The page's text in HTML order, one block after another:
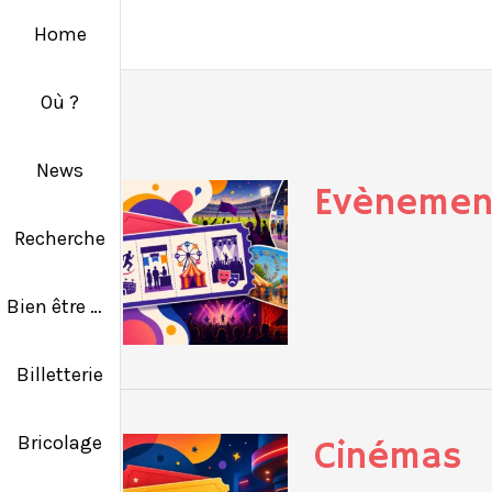
Home
Où ?
News
Recherche
Bien être & Solidarité
Billetterie
Bricolage Cinémas